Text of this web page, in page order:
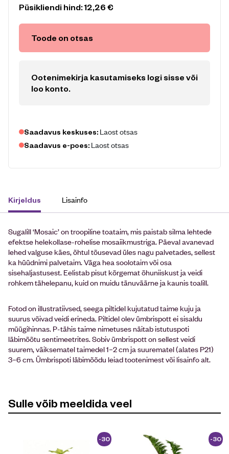
Püsikliendi hind:12,26€
Toode on otsas
Ootenimekirja kasutamiseks logi sisse või
loo konto.
Saadavus keskuses: Laost otsas
Saadavus e-poes: Laost otsas
Kirjeldus Lisainfo
Sugalill ‘Mosaic’ on troopiline toataim, mis paistab silma lehtede
efektse helekollase-rohelise mosaiikmustriga. Päeval avanevad
lehed valguse käes, õhtul tõusevad üles nagu palvetades, sellest
ka hüüdnimi palvetaim. Väga hea soolotaim või osa
sisehaljastusest. Eelistab pisut kõrgemat õhuniiskust ja veidi
rohkem tähelepanu, kuid on muidu tänuväärne ja kaunis toalill.
Fotod on illustratiivsed, seega piltidel kujutatud taime kuju ja
suurus võivad veidi erineda. Piltidel olev ümbrispott ei sisaldu
müügihinnas. P-tähis taime nimetuses näitab istutuspoti
läbimõõtu sentimeetrites. Sobiv ümbrispott on sellest veidi
suurem, väiksematel taimedel 1–2 cm ja suurematel (alates P21)
3–6 cm. Ümbrispoti läbimõõdu leiad tootenimest või lisainfo alt.
Sulle võib meeldida veel
-30
%
-30
%